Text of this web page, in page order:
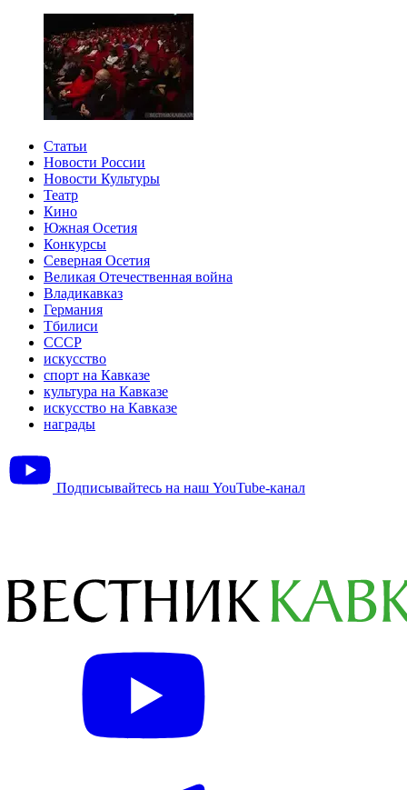
Статьи
Новости России
Новости Культуры
Театр
Кино
Южная Осетия
Конкурсы
Северная Осетия
Великая Отечественная война
Владикавказ
Германия
Тбилиси
СССР
искусство
спорт на Кавказе
культура на Кавказе
искусство на Кавказе
награды
Подписывайтесь на наш YouTube-канал